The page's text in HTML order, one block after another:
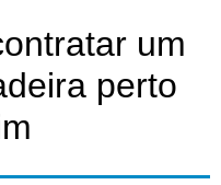
um
perto